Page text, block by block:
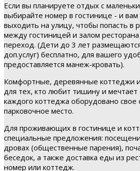
Если вы планируете отдых с
выбирайте номер в гостинице - и вам
выходить на улицу, чтобы попасть в
между гостиницей и залом
переход. (Дети до 3 лет
доп.услуг) бесплатно, для вашего
предоставляется манеж-кровать).
Комфортные, деревянные коттеджи
для тех, кто любит тишину и
каждого коттеджа оборудовано свое
парковочное место.
Для проживающих в гостинице и
специальные предложения:
дровах (общественные парения),
беседок, а также доставка еды из
номер или коттедж.